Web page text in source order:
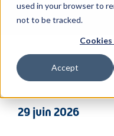
used in your browser to
not to be tracked.
Accept
29 juin 2026